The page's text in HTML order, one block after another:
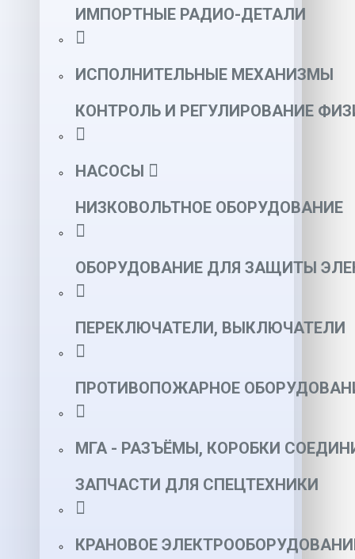
ИМПОРТНЫЕ РАДИО-ДЕТАЛИ
ИСПОЛНИТЕЛЬНЫЕ МЕХАНИЗМЫ
КОНТРОЛЬ И РЕГУЛИРОВАНИЕ
НАСОСЫ
НИЗКОВОЛЬТНОЕ ОБОРУДОВАНИЕ
ОБОРУДОВАНИЕ ДЛЯ ЗАЩИТЫ
ПЕРЕКЛЮЧАТЕЛИ, ВЫКЛЮЧАТЕЛИ
ПРОТИВОПОЖАРНОЕ
МГА - РАЗЪЁМЫ, КОРОБКИ
ЗАПЧАСТИ ДЛЯ СПЕЦТЕХНИКИ
КРАНОВОЕ